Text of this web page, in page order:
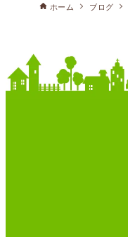
ホーム ブログ